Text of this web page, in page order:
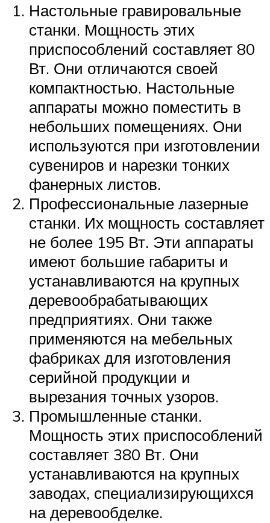
Настольные гравировальные
станки. Мощность этих
приспособлений составляет 80
Вт. Они отличаются своей
компактностью. Настольные
аппараты можно поместить в
небольших помещениях. Они
используются при изготовлении
сувениров и нарезки тонких
фанерных листов.
Профессиональные лазерные
станки. Их мощность составляет
не более 195 Вт. Эти аппараты
имеют большие габариты и
устанавливаются на крупных
деревообрабатывающих
предприятиях. Они также
применяются на мебельных
фабриках для изготовления
серийной продукции и
вырезания точных узоров.
Промышленные станки.
Мощность этих приспособлений
составляет 380 Вт. Они
устанавливаются на крупных
заводах, специализирующихся
на деревообделке.